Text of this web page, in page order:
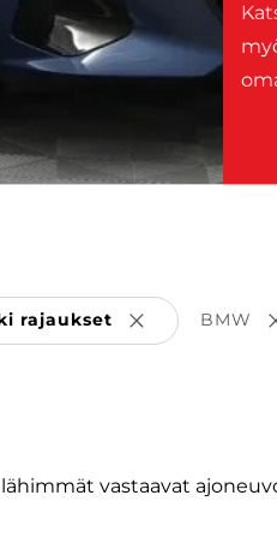
rajaukset Poista valinta
BMW
vastaavat